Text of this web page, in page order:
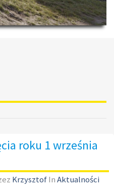
roku 1 września
KrzysztofInAktualności